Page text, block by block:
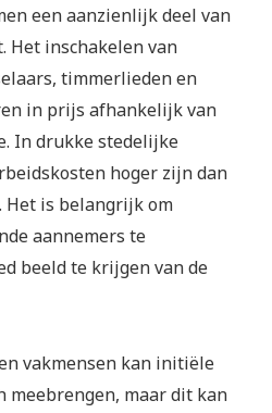
een aanzienlijk deel van
Het inschakelen van
timmerlieden en
in prijs afhankelijk van
In drukke stedelijke
hoger zijn dan
Het is belangrijk om
aannemers te
beeld te krijgen van de
vakmensen kan initiële
meebrengen, maar dit kan